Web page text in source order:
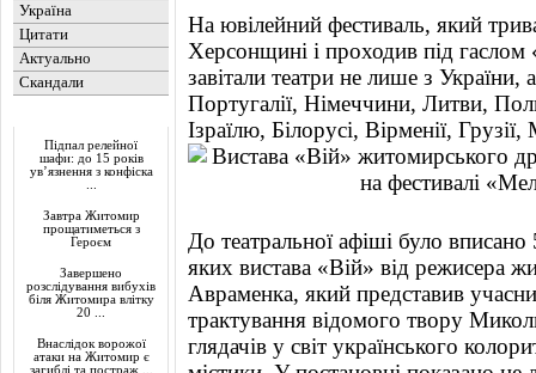
Україна
Цитати
Актуально
Скандали
Підпал релейної
шафи: до 15 років
ув’язнення з конфіска
Завтра Житомир
прощатиметься з
Героєм
Завершено
розслідування вибухів
біля Житомира влітку
20 ...
Внаслідок ворожої
атаки на Житомир є
загиблі та постраж ...
На ювілейний фестиваль, який
Херсонщині і проходив під гаслом
завітали театри не лише з України,
Португалії, Німеччини, Литви,
Ізраїлю, Білорусі, Вірменії,
До театральної афіші було вписано
яких вистава «Вій» від режисера
Авраменка, який представив
трактування відомого твору
глядачів у світ українського